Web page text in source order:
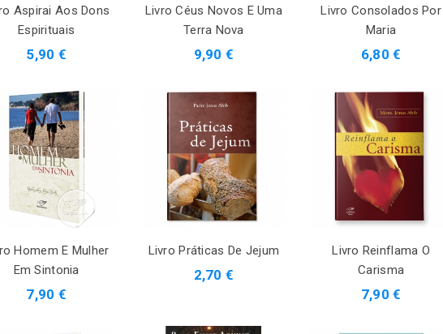
Aspirai Aos Dons
Espirituais
5,90 €
Livro Céus Novos E Uma
Terra Nova
9,90 €
Livro Consolados Por
Maria
6,80 €
Homem E Mulher
Em Sintonia
7,90 €
Livro Práticas De Jejum
2,70 €
Livro Reinflama O
Carisma
7,90 €